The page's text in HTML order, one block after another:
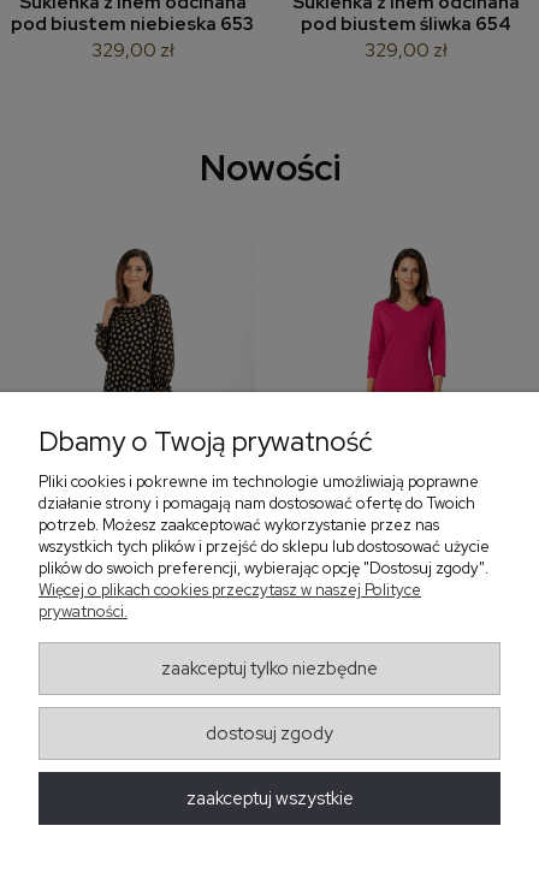
pod biustem niebieska 653
329,00 zł
pod biustem śliwka 654
329,00 zł
Nowości
Sukienka z falbaną i
bufiastym rękawem w
405,30 zł
Sukienka z dekoltem w
299,00 zł
‹
Regulaminy
Obsługa zamówień
Dbamy o Twoją prywatność
Pliki cookies i pokrewne im technologie umożliwiają poprawne
działanie strony i pomagają nam dostosować ofertę do Twoich
potrzeb. Możesz zaakceptować wykorzystanie przez nas
wszystkich tych plików i przejść do sklepu lub dostosować użycie
plików do swoich preferencji, wybierając opcję "Dostosuj zgody".
Więcej o plikach cookies przeczytasz w naszej Polityce
prywatności.
zaakceptuj tylko niezbędne
dostosuj zgody
zaakceptuj wszystkie